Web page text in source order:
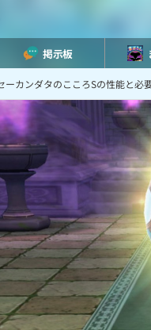
掲示板
ーカンダタのこころSの性能と必